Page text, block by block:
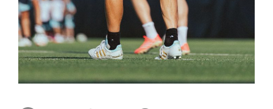
Clasificados
Fúnebres